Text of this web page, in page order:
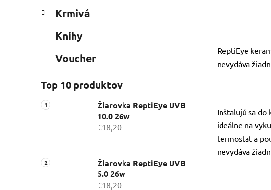
Krmivá
Knihy
Voucher
Top 10 produktov
Žiarovka ReptiEye UVB
10.0 26w
€18,20
Žiarovka ReptiEye UVB
5.0 26w
€18,20
ReptiEye
nevydáva
Inštalujú sa do
ideálne na
termostat a
nevydáva